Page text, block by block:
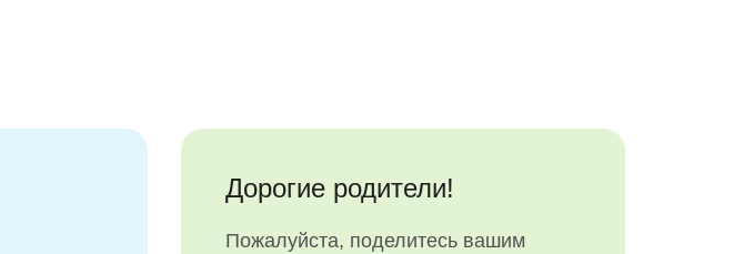
Дорогие родители!
Пожалуйста, поделитесь вашим